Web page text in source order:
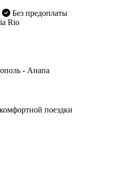
Без предоплаты
Rio
поездки